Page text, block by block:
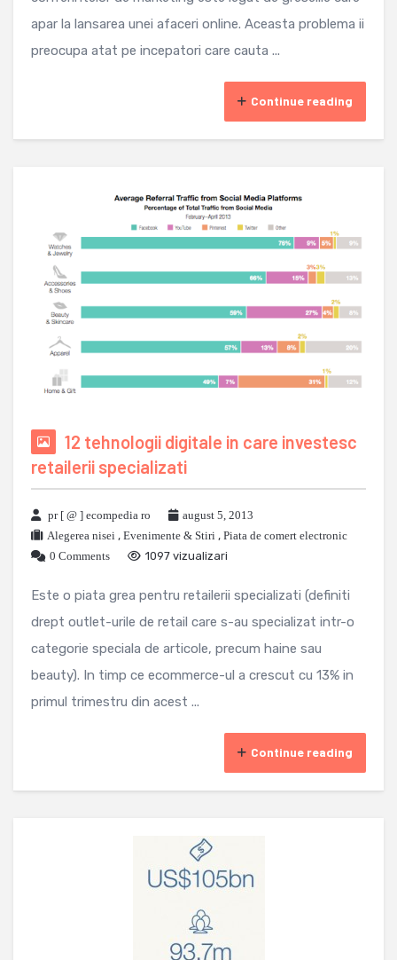
apar la lansarea unei afaceri online. Aceasta problema ii
preocupa atat pe incepatori care cauta ...
Continue reading
12 tehnologii digitale in care investesc
retailerii specializati
pr [ @ ] ecompedia ro
august 5, 2013
Alegerea nisei , Evenimente & Stiri , Piata de comert electronic
0 Comments
1097 vizualizari
Este o piata grea pentru retailerii specializati (definiti
drept outlet-urile de retail care s-au specializat intr-o
categorie speciala de articole, precum haine sau
beauty). In timp ce ecommerce-ul a crescut cu 13% in
primul trimestru din acest ...
Continue reading